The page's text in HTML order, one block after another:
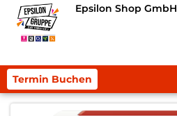
Epsilon Shop GmbH
Termin Buchen